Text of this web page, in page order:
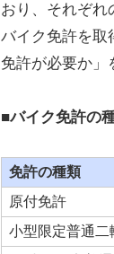
おり、それぞれ
バイク免許を取
免許が必要か」
■バイク免許の
免許の種類
原付免許
小型限定普通二